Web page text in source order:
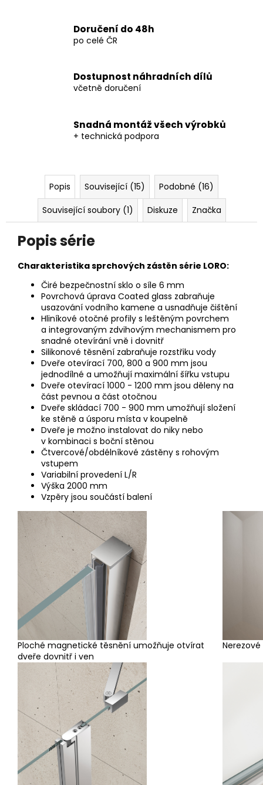
Doručení do 48h
po celé ČR
Dostupnost náhradních dílů
včetně doručení
Snadná montáž všech výrobků
+ technická podpora
Popis Související (15)
Podobné (16)
Související soubory (1)
Diskuze Značka
Popis série
Charakteristika sprchových zástěn série LORO:
Čiré bezpečnostní sklo o síle 6 mm
Povrchová úprava Coated glass zabraňuje
usazování vodního kamene a usnadňuje čištění
Hliníkové otočné profily s leštěným povrchem
a integrovaným zdvihovým mechanismem pro
snadné otevírání vně i dovnitř
Silikonové těsnění zabraňuje rozstřiku vody
Dveře otevírací 700, 800 a 900 mm jsou
jednodílné a umožňují maximální šířku vstupu
Dveře otevírací 1000 - 1200 mm jsou děleny na
část pevnou a část otočnou
Dveře skládací 700 - 900 mm umožňují složení
ke stěně a úsporu místa v koupelně
Dveře je možno instalovat do niky nebo
v kombinaci s boční stěnou
Čtvercové/obdélníkové zástěny s rohovým
vstupem
Variabilní provedení L/R
Výška 2000 mm
Vzpěry jsou součástí balení
Ploché magnetické těsnění umožňuje otvírat
dveře dovnitř i ven